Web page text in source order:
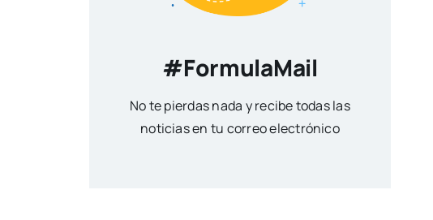
#FormulaMail
No te pierdas nada y recibe todas las
noticias en tu correo electrónico